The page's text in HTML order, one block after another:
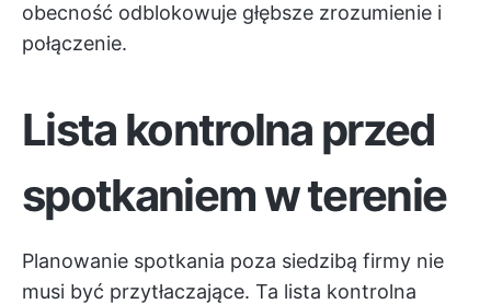
obecność odblokowuje głębsze zrozumienie i
połączenie.
Lista kontrolna przed
spotkaniem w terenie
Planowanie spotkania poza siedzibą firmy nie
musi być przytłaczające. Ta lista kontrolna